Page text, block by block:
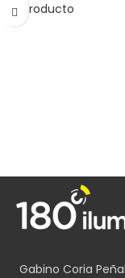
Ver producto
Gabino Coria